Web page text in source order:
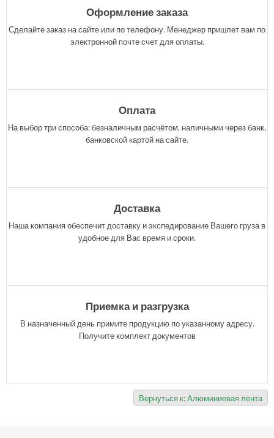
Оформление заказа
Сделайте заказ на сайте или по телефону. Менеджер пришлет вам по
электронной почте счет для оплаты.
Оплата
На выбор три способа: безналичным расчётом, наличными через банк,
банковской картой на сайте.
Доставка
Наша компания обеспечит доставку и экспедирование Вашего груза в
удобное для Вас время и сроки.
Приемка и разгрузка
В назначенный день примите продукцию по указанному адресу.
Получите комплект документов
Вернуться к: Алюминиевая лента